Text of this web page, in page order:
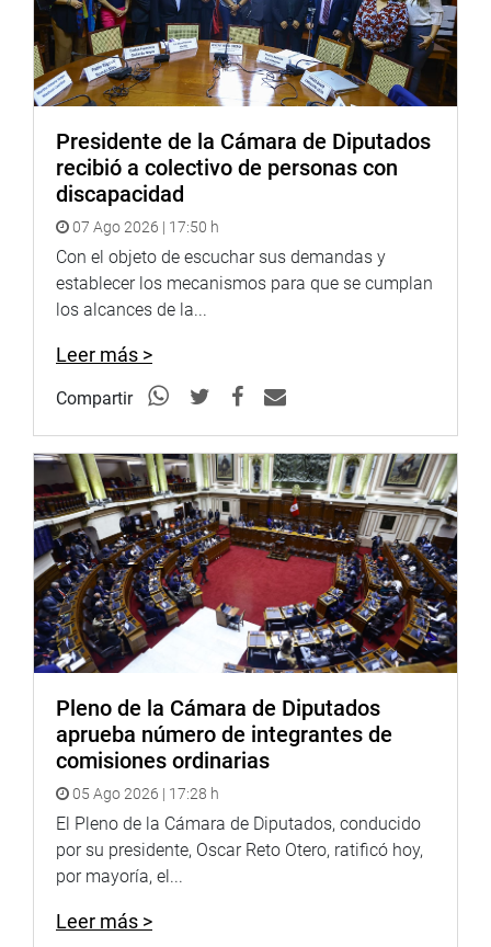
No asistió a esta sesión, el coordinador regional de la
Procuraduría Pública Anticorrupción Descentralizada del
Callao, Engie Juan Herrera Yactayo, quien pidió
reprogramar su asistencia ante el trabajo recargado en su
CENTRO DE NOTICIAS
y redes sociales.
Heraldo:goo.gl/Ty5Tto
Portal: http://www.congreso.gob.pe/
Facebook: https://goo.gl/s5t7XN
Twitter: https://goo.gl/iMywRR
YouTube:
https://goo.gl/VBXBNk
Radio: goo.gl/hMwTg1
fotografia.congreso.gob.pe
Presidente de la Cámara de Diputados
recibió a colectivo de personas con
discapacidad
07 Ago 2026 | 17:50 h
Con el objeto de escuchar sus demandas y
establecer los mecanismos para que se cumplan
los alcances de la...
Leer más >
Compartir
Pleno de la Cámara de Diputados
aprueba número de integrantes de
comisiones ordinarias
05 Ago 2026 | 17:28 h
El Pleno de la Cámara de Diputados, conducido
por su presidente, Oscar Reto Otero, ratificó hoy,
por mayoría, el...
Leer más >